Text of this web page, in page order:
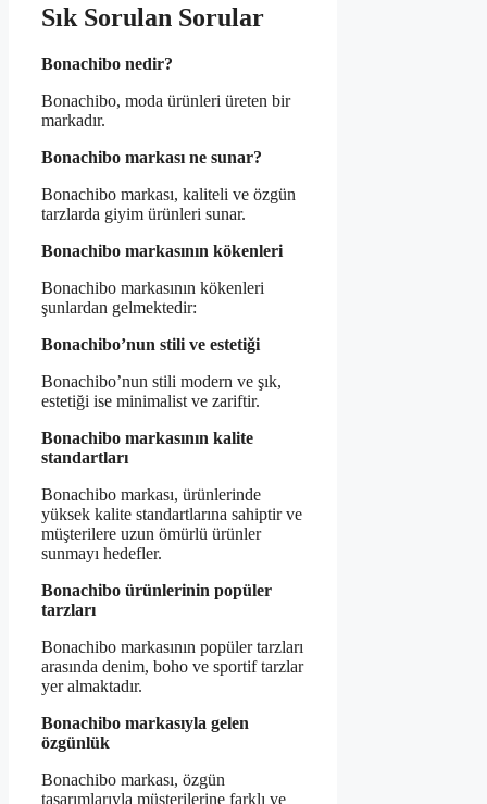
Sık Sorulan Sorular
Bonachibo nedir?
Bonachibo, moda ürünleri üreten bir
markadır.
Bonachibo markası ne sunar?
Bonachibo markası, kaliteli ve özgün
tarzlarda giyim ürünleri sunar.
Bonachibo markasının kökenleri
Bonachibo markasının kökenleri
şunlardan gelmektedir:
Bonachibo’nun stili ve estetiği
Bonachibo’nun stili modern ve şık,
estetiği ise minimalist ve zariftir.
Bonachibo markasının kalite
standartları
Bonachibo markası, ürünlerinde
yüksek kalite standartlarına sahiptir ve
müşterilere uzun ömürlü ürünler
sunmayı hedefler.
Bonachibo ürünlerinin popüler
tarzları
Bonachibo markasının popüler tarzları
arasında denim, boho ve sportif tarzlar
yer almaktadır.
Bonachibo markasıyla gelen
özgünlük
Bonachibo markası, özgün
tasarımlarıyla müşterilerine farklı ve